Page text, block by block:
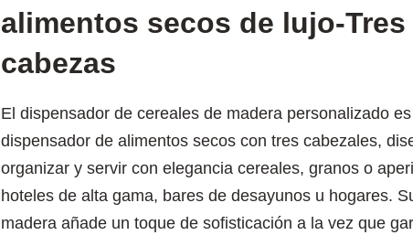
alimentos secos de lujo-Tres
cabezas
El dispensador de cereales de madera personalizado
dispensador de alimentos secos con tres cabezales,
organizar y servir con elegancia cereales, granos o
hoteles de alta gama, bares de desayunos u hogares.
madera añade un toque de sofisticación a la vez que